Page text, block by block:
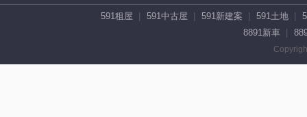
591租屋 591中古屋 591新建案 591土地
8891新車